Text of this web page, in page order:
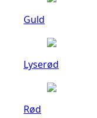
Guld
Lyserød
Rød